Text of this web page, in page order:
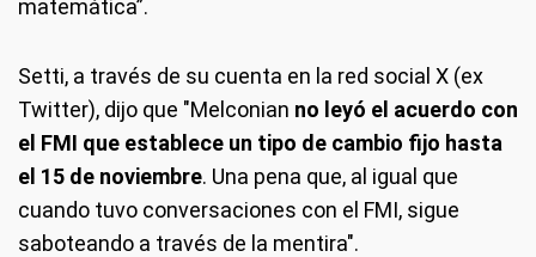
matemática”.
Setti, a través de su cuenta en la red social X (ex
Twitter), dijo que "Melconian no leyó el acuerdo con
el FMI que establece un tipo de cambio fijo hasta
el 15 de noviembre. Una pena que, al igual que
cuando tuvo conversaciones con el FMI, sigue
saboteando a través de la mentira".